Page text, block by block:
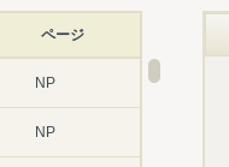
ページ
NP
NP